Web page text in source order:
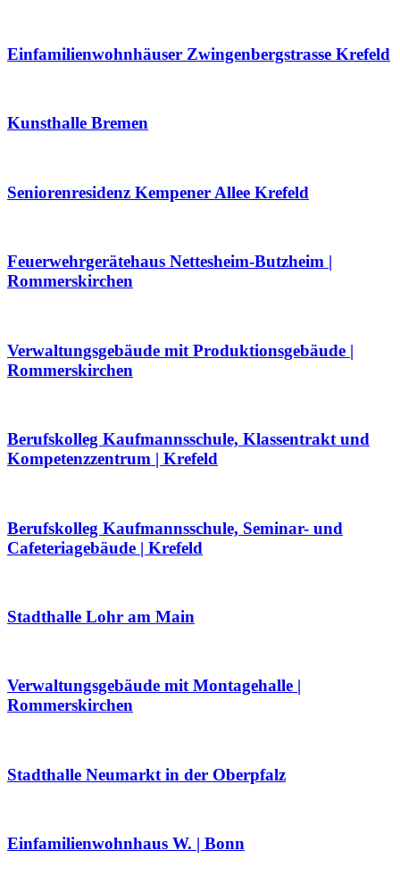
Einfamilienwohnhäuser Zwingenbergstrasse Krefeld
Kunsthalle Bremen
Seniorenresidenz Kempener Allee Krefeld
Feuerwehrgerätehaus Nettesheim-Butzheim |
Rommerskirchen
Verwaltungsgebäude mit Produktionsgebäude |
Rommerskirchen
Berufskolleg Kaufmannsschule, Klassentrakt und
Kompetenzzentrum | Krefeld
Berufskolleg Kaufmannsschule, Seminar- und
Cafeteriagebäude | Krefeld
Stadthalle Lohr am Main
Verwaltungsgebäude mit Montagehalle |
Rommerskirchen
Stadthalle Neumarkt in der Oberpfalz
Einfamilienwohnhaus W. | Bonn